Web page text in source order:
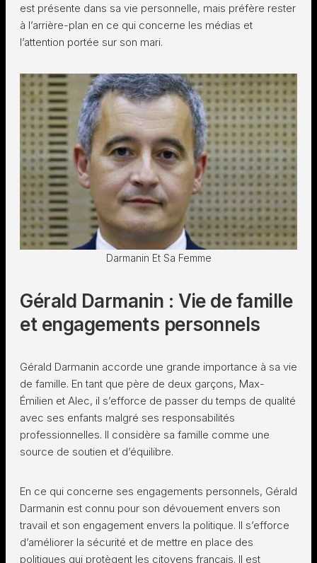
est présente dans sa vie personnelle, mais préfère rester
à l’arrière-plan en ce qui concerne les médias et
l’attention portée sur son mari.
Darmanin Et Sa Femme
Gérald Darmanin : Vie de famille
et engagements personnels
Gérald Darmanin accorde une grande importance à sa vie
de famille. En tant que père de deux garçons, Max-
Émilien et Alec, il s’efforce de passer du temps de qualité
avec ses enfants malgré ses responsabilités
professionnelles. Il considère sa famille comme une
source de soutien et d’équilibre.
En ce qui concerne ses engagements personnels, Gérald
Darmanin est connu pour son dévouement envers son
travail et son engagement envers la politique. Il s’efforce
d’améliorer la sécurité et de mettre en place des
politiques qui protègent les citoyens français. Il est